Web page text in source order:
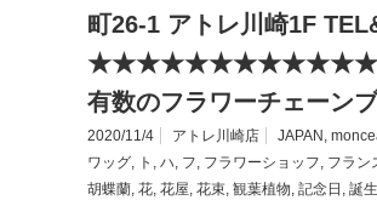
町26-1 アトレ川崎1F
★★★★★★★★★★★★★★ モ
有数のフラワーチェーン
2020/11/4 アトレ川崎店 JAPAN ,
ワッグ, ト , ハ, フ, フラワーショッフ, フラン
胡蝶蘭, 花, 花屋, 花束, 観葉植物, 記念日 , 誕